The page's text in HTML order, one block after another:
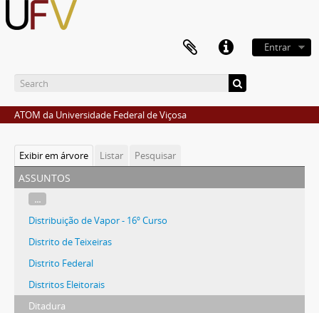
Entrar
ATOM da Universidade Federal de Viçosa
Exibir em árvore Listar Pesquisar
assuntos
...
Distribuição de Vapor - 16º Curso
Distrito de Teixeiras
Distrito Federal
Distritos Eleitorais
Ditadura